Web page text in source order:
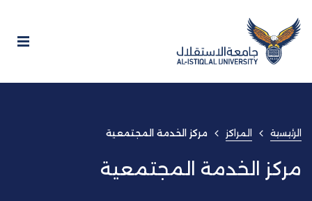
الرئيسية المراكز مركز الخدمة المجتمعية
مركز الخدمة المجتمعية